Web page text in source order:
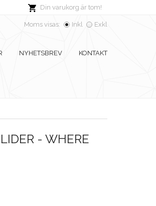
Din varukorg är tom!
Moms visas: Inkl Exkl
NYHETSBREV KONTAKT
- WHERE